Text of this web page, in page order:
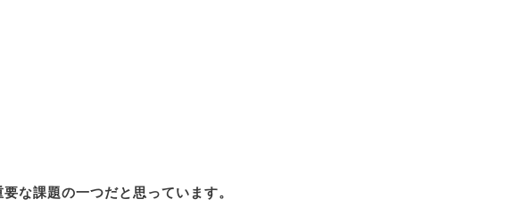
な課題の一つだと思っています。